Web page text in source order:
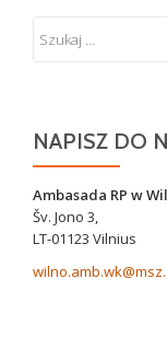
NAPISZ DO
Ambasada RP w
Šv. Jono 3,
LT-01123 Vilnius